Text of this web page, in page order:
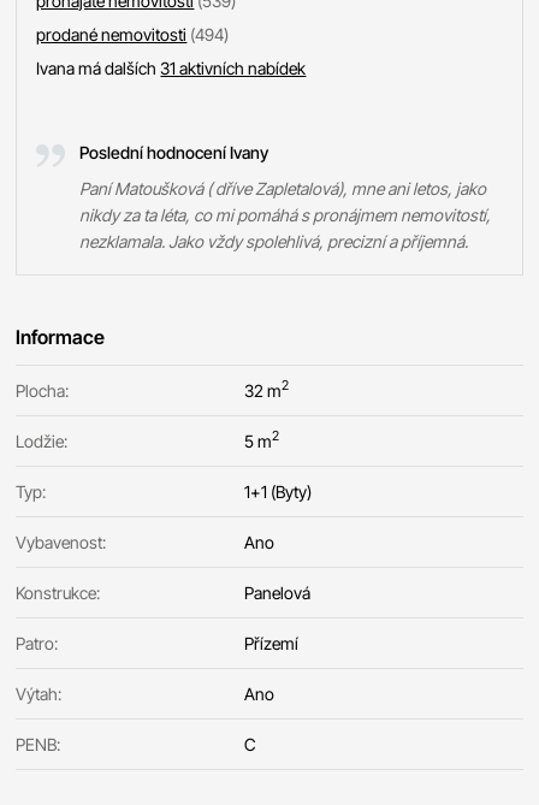
prodané nemovitosti (494)
Ivana má dalších31 aktivních nabídek
Poslední hodnocení Ivany
Paní Matoušková ( dříve Zapletalová), mne ani letos, jako
nikdy za ta léta, co mi pomáhá s pronájmem nemovitostí,
nezklamala. Jako vždy spolehlivá, precizní a příjemná.
Informace
Plocha: 32 m2
Lodžie: 5 m2
Typ: 1+1 (Byty)
Vybavenost: Ano
Konstrukce: Panelová
Patro: Přízemí
Výtah: Ano
PENB: C